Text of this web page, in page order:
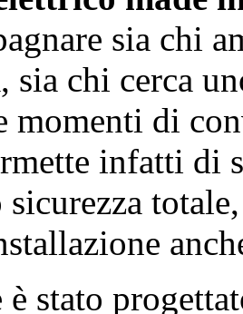
sia chi
chi cerca
momenti di
infatti di
sicurezza
è stato